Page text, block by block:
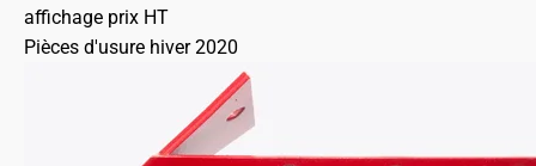
affichage prix HT
Pièces d'usure hiver 2020